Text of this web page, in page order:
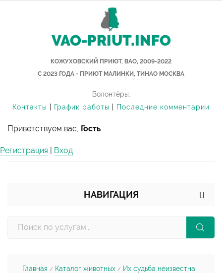
VAO-PRIUT.INFO
КОЖУХОВСКИЙ ПРИЮТ, ВАО, 2009-2022
С 2023 ГОДА - ПРИЮТ МАЛИНКИ, ТИНАО МОСКВА
Волонтёры:
Контакты
График работы Последние комментарии
Приветствуем вас, Гость
Регистрация Вход
НАВИГАЦИЯ
Главная / Каталог животных / Их судьба неизвестна